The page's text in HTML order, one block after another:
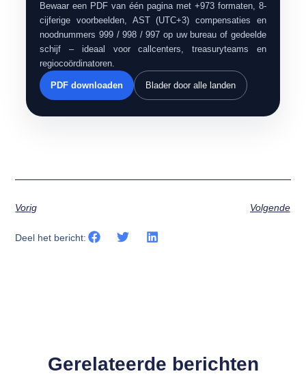
Bewaar een PDF van één pagina met +973 formaten, 8-
cijferige voorbeelden, AST (UTC+3) compensaties en
noodnummers 999 / 998 / 997 op uw bureau of gedeelde
schijf – ideaal voor callcenters, treasuryteams en
regiocoördinatoren.
PDF downloaden Blader door alle landen
Vorig Volgende
Deel het bericht:
Gerelateerde berichten